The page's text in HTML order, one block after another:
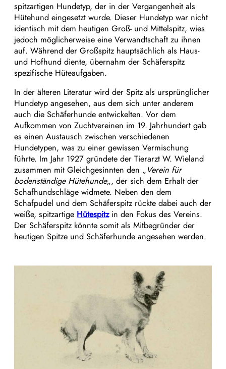
spitzartigen Hundetyp, der in der Vergangenheit als
Hütehund eingesetzt wurde. Dieser Hundetyp war nicht
identisch mit dem heutigen Groß- und Mittelspitz, wies
jedoch möglicherweise eine Verwandtschaft zu ihnen
auf. Während der Großspitz hauptsächlich als Haus-
und Hofhund diente, übernahm der Schäferspitz
spezifische Hüteaufgaben.
In der älteren Literatur wird der Spitz als ursprünglicher
Hundetyp angesehen, aus dem sich unter anderem
auch die Schäferhunde entwickelten. Vor dem
Aufkommen von Zuchtvereinen im 19. Jahrhundert gab
es einen Austausch zwischen verschiedenen
Hundetypen, was zu einer gewissen Vermischung
führte. ​Im Jahr 1927 gründete der Tierarzt W. Wieland
zusammen mit Gleichgesinnten den „Verein für
bodenständige Hütehunde„, der sich dem Erhalt der
Schafhundschläge widmete. Neben den dem
Schafpudel und dem Schäferspitz rückte dabei auch der
weiße, spitzartige Hütespitz in den Fokus des Vereins.
Der Schäferspitz könnte somit als Mitbegründer der
heutigen Spitze und Schäferhunde angesehen werden.